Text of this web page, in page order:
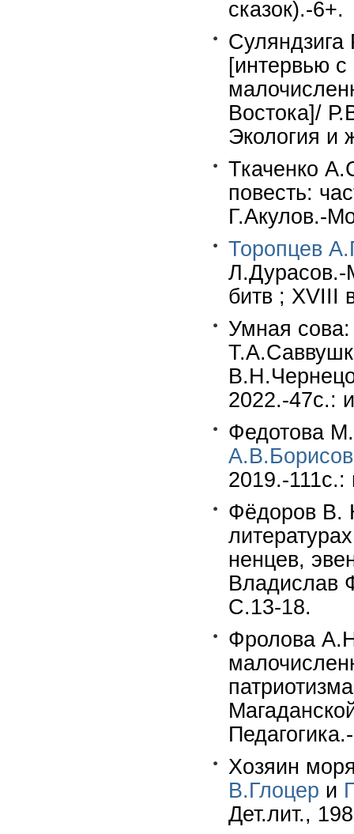
сказок).-6+.
[интервью
Востока]/
Экология и
Ткаченко
повесть:
Г.Акулов.-
Торопцев
Л.Дурасов.-
битв ; XVIII
Умная сова:
2022.-47c.:
Федотова
2019.-111c.:
Фёдоров В.
ненцев,
Владислав
С.13-18.
Фролова
Хозяин
В.Глоцер и
Дет.лит.,